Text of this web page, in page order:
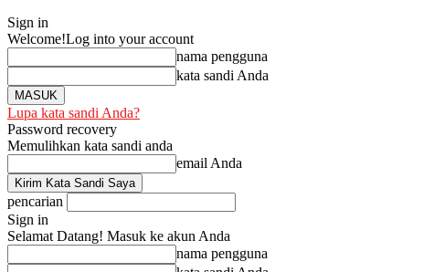
Sign in
Welcome!Log into your account
nama pengguna
kata sandi Anda
Lupa kata sandi Anda?
Password recovery
Memulihkan kata sandi anda
email Anda
pencarian
Sign in
Selamat Datang! Masuk ke akun Anda
nama pengguna